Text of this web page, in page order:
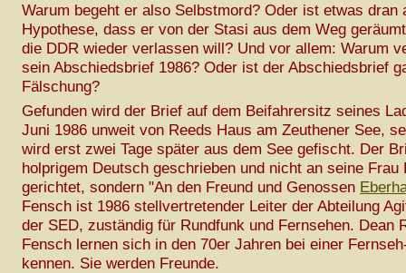
Warum begeht er also Selbstmord? Oder ist etwas dran
Hypothese, dass er von der Stasi aus dem Weg
die DDR wieder verlassen will? Und vor allem: Warum
sein Abschiedsbrief 1986? Oder ist der Abschiedsbrief
Fälschung?
Gefunden wird der Brief auf dem Beifahrersitz seines
Juni 1986 unweit von Reeds Haus am Zeuthener See,
wird erst zwei Tage später aus dem See gefischt. Der
holprigem Deutsch geschrieben und nicht an seine Frau
gerichtet, sondern "An den Freund und Genossen
Fensch ist 1986 stellvertretender Leiter der Abteilung
der SED, zuständig für Rundfunk und Fernsehen. Dean
Fensch lernen sich in den 70er Jahren bei einer
kennen. Sie werden Freunde.